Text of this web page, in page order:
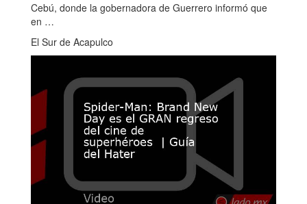
Cebú, donde la gobernadora de Guerrero informó que
en …
El Sur de Acapulco